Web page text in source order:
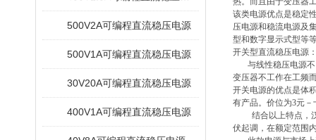
500V2A可编程直流稳压电源
500V1A可编程直流稳压电源
30V20A可编程直流稳压电源
400V1A可编程直流稳压电源
该类电源优点是稳定
压电源和稳流电源及
型和数字显示式型等
开关型直流稳压电源
与线性稳压电源
变压器不工作在工频
开关电源的优点是体
有产品。价位为3元－
结合以上特点，
伏起调，在额定范围